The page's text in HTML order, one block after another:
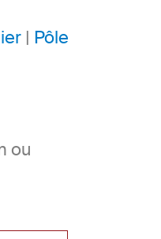
| Pôle
ou